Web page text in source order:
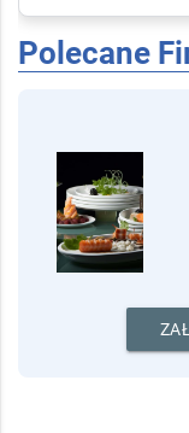
5(1 opinie)
Polecane